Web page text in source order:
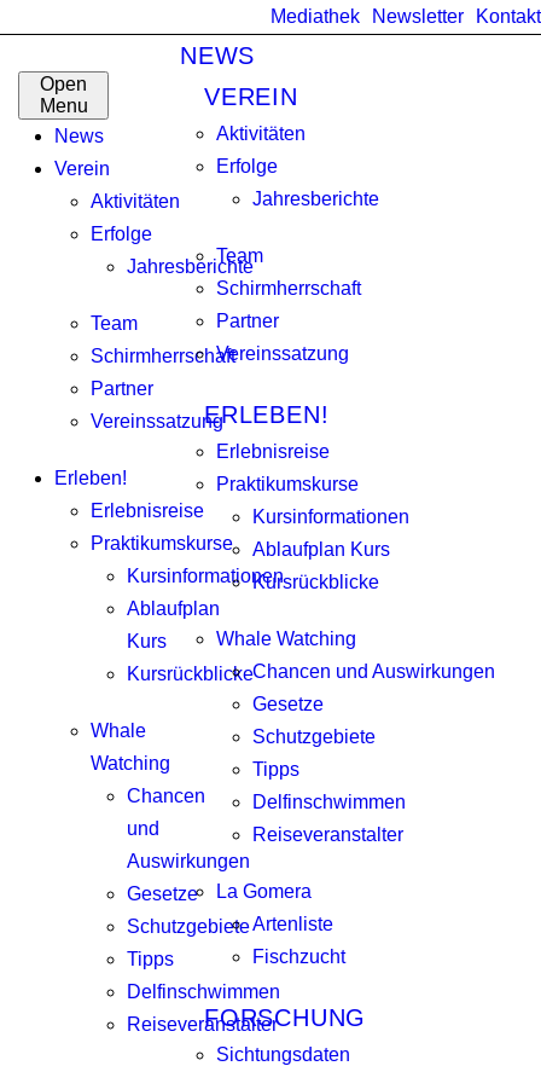
Mediathek Newsletter Kontakt
Open
Menu
News
Verein
Aktivitäten
Erfolge
Jahresberichte
Team
Schirmherrschaft
Partner
Vereinssatzung
Erleben!
Erlebnisreise
Praktikumskurse
Kursinformationen
Ablaufplan
Kurs
Kursrückblicke
Whale
Watching
Chancen
und
Auswirkungen
Gesetze
Schutzgebiete
Tipps
Delfinschwimmen
Reiseveranstalter
NEWS
VEREIN
Aktivitäten
Erfolge
Jahresberichte
Team
Schirmherrschaft
Partner
Vereinssatzung
ERLEBEN!
Erlebnisreise
Praktikumskurse
Kursinformationen
Ablaufplan Kurs
Kursrückblicke
Whale Watching
Chancen und Auswirkungen
Gesetze
Schutzgebiete
Tipps
Delfinschwimmen
Reiseveranstalter
La Gomera
Artenliste
Fischzucht
FORSCHUNG
Sichtungsdaten